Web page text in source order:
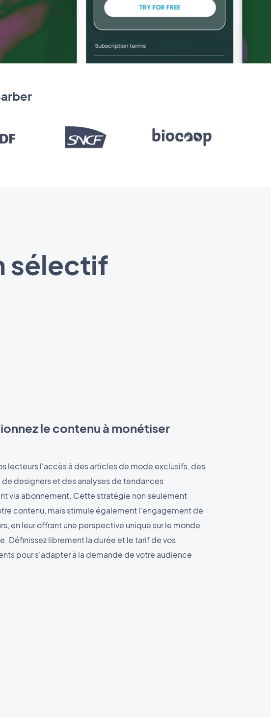
sélectif
le contenu à monétiser
lecteurs l'accès à des articles de mode exclusifs, des
de designers et des analyses de tendances
via abonnement. Cette stratégie non seulement
contenu, mais stimule également l'engagement de
en leur offrant une perspective unique sur le monde
Définissez librement la durée et le tarif de vos
pour s'adapter à la demande de votre audience